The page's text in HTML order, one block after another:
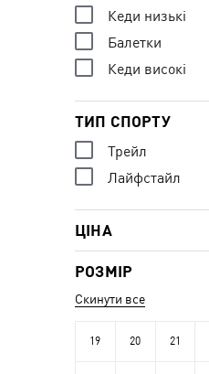
Кеди низькі
Балетки
Кеди високі
ТИП СПОРТУ
Трейл
Лайфстайл
ЦІНА
РОЗМІР
Скинути все
19 20 21